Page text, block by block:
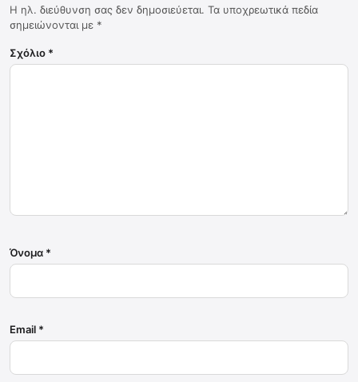
Η ηλ. διεύθυνση σας δεν δημοσιεύεται. Τα υποχρεωτικά πεδία
σημειώνονται με *
Σχόλιο *
Όνομα *
Email *